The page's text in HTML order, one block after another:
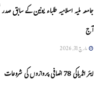
جامعہ ملیہ اسلامیہ طلباء یونین کے سابق
آج
مارچ 31, 2026
ایئر انڈیاکی 78 اضافی پروازوں کی شروعات